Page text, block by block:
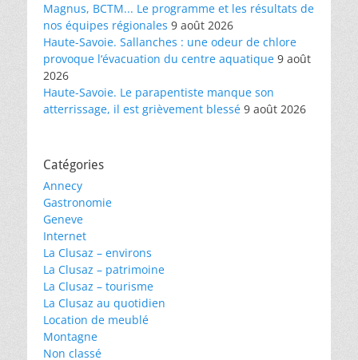
Magnus, BCTM... Le programme et les résultats de
nos équipes régionales 9 août 2026
Haute-Savoie. Sallanches : une odeur de chlore
provoque l‘évacuation du centre aquatique 9 août
2026
Haute-Savoie. Le parapentiste manque son
atterrissage, il est grièvement blessé 9 août 2026
Catégories
Annecy
Gastronomie
Geneve
Internet
La Clusaz – environs
La Clusaz – patrimoine
La Clusaz – tourisme
La Clusaz au quotidien
Location de meublé
Montagne
Non classé